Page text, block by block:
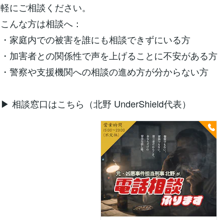
軽にご相談ください。
こんな方は相談へ：
・家庭内での被害を誰にも相談できずにいる方
・加害者との関係性で声を上げることに不安がある方
・警察や支援機関への相談の進め方が分からない方
▶ 相談窓口はこちら（北野 UnderShield代表）